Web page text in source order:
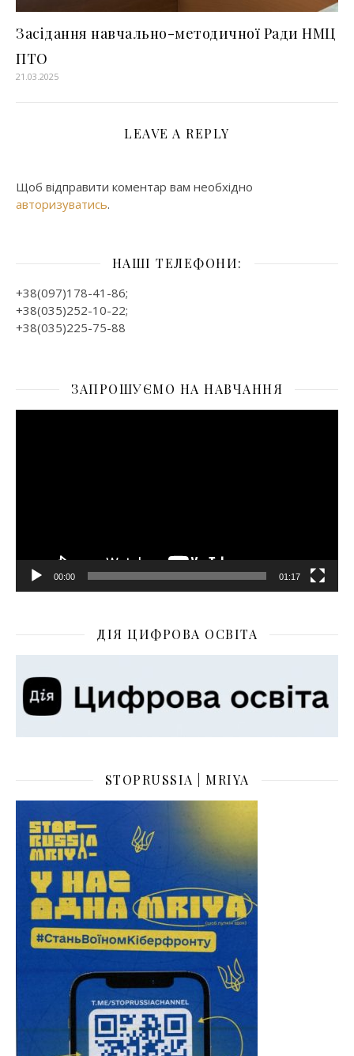
Засідання навчально-методичної Ради НМЦ
ПТО
21.03.2025
LEAVE A REPLY
Щоб відправити коментар вам необхідно
авторизуватись.
НАШІ ТЕЛЕФОНИ:
+38(097)178-41-86;
+38(035)252-10-22;
+38(035)225-75-88
ЗАПРОШУЄМО НА НАВЧАННЯ
00:00 01:17
ДІЯ ЦИФРОВА ОСВІТА
STOPRUSSIA | MRIYA